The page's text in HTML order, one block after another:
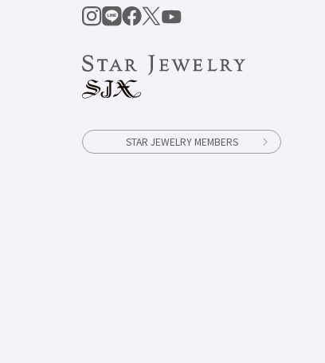
STAR JEWELRY MEMBERS